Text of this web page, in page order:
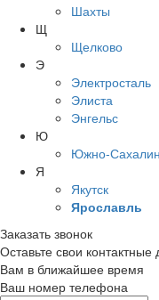
Шахты
Щ
Щелково
Э
Электросталь
Элиста
Энгельс
Ю
Южно-
Я
Якутск
Ярославль
Заказать звонок
Оставьте свои
Вам в ближайшее время
Ваш номер телефона